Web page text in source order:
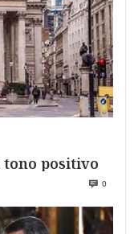
tono positivo
0